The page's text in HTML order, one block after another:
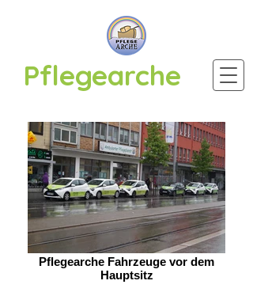
Pflegearche
Pflegearche Fahrzeuge vor dem
Hauptsitz